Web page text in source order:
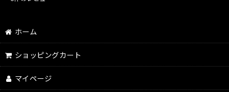
ホーム
ショッピングカート
マイページ